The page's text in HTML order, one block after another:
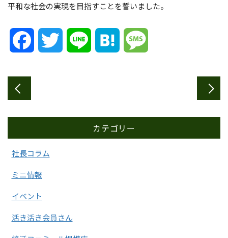
平和な社会の実現を目指すことを誓いました。
FacebookTwitter Line Hatena
カテゴリー
社長コラム
ミニ情報
イベント
活き活き会員さん